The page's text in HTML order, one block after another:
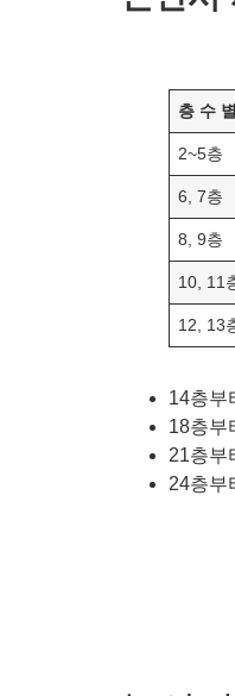
층 수
2~5층
6, 7층
8, 9층
10, 11
12, 13
14층부
18층부
21층부
24층부